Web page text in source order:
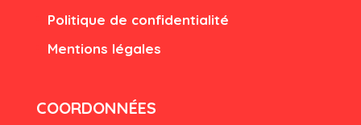
Politique de confidentialité
Mentions légales
COORDONNÉES